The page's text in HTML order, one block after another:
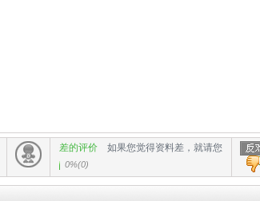
差的评价 如果您觉得资料差，就请您
0%(0)